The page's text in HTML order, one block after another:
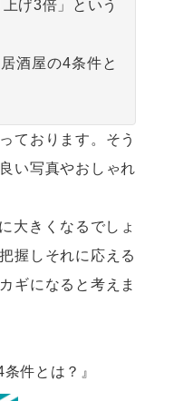
げ3倍」という
酒屋の4条件と
ております。そう
い写真やおしゃれ
大きくなるでしょ
握しそれに応える
ギになると考えま
件とは？』